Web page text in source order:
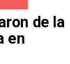
de la
en